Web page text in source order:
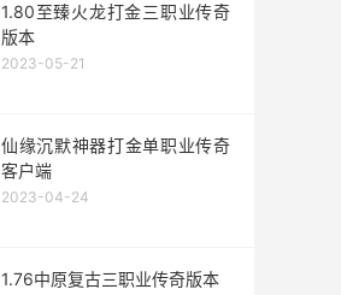
1.80至臻火龙打金三职业传奇
版本
2023-05-21
仙缘沉默神器打金单职业传奇
客户端
2023-04-24
1.76中原复古三职业传奇版本